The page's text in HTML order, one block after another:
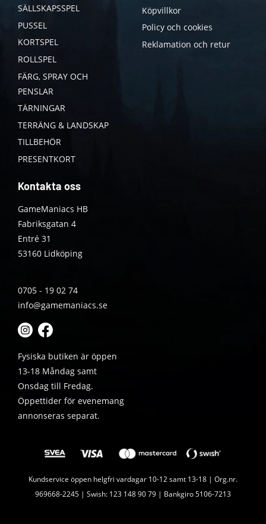
SÄLLSKAPSSPEL
PUSSEL
KORTSPEL
ROLLSPEL
FÄRG, SPRAY OCH
PENSLAR
TÄRNINGAR
TERRÄNG & LANDSKAP
TILLBEHÖR
PRESENTKORT
Köpvillkor
Policy och cookies
Reklamation och retur
Kontakta oss
GameManiacs HB
Fabriksgatan 4
Entré 31
53160 Lidköping
0705 - 19 02 74
info@gamemaniacs.se
Fysiska butiken är öppen
13-18 Måndag samt
Onsdag till Fredag.
Öppettider för evenemang
annonseras separat.
Kundservice öppen helgfri vardagar 10-12 samt 13-18 | Org.nr.
969668-2245 | Swish: 123 148 90 79 | Bankgiro 5106-7213